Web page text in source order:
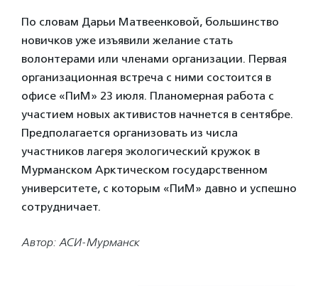
По словам Дарьи Матвеенковой, большинство
новичков уже изъявили желание стать
волонтерами или членами организации. Первая
организационная встреча с ними состоится в
офисе «ПиМ» 23 июля. Планомерная работа с
участием новых активистов начнется в сентябре.
Предполагается организовать из числа
участников лагеря экологический кружок в
Мурманском Арктическом государственном
университете, с которым «ПиМ» давно и успешно
сотрудничает.
Автор: АСИ-Мурманск